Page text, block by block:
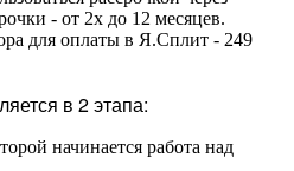
- от 2х до 12 месяцев.
для оплаты в Я.Сплит - 249
в 2 этапа:
начинается работа над